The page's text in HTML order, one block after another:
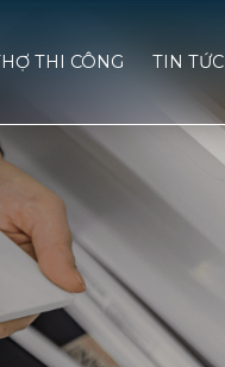
THI CÔNG TIN TỨC